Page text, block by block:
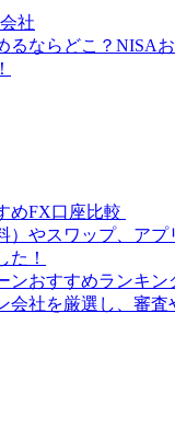
社
るならどこ？NISA
めFX口座比較
）やスワップ、アプ
た！
ンおすすめランキン
会社を厳選し、審査